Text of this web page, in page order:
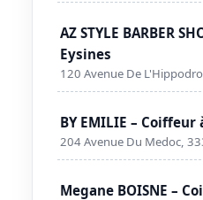
AZ STYLE BARBER
Eysines
120 Avenue De
BY EMILIE – Coiffeur
204 Avenue Du Medoc,
Megane BOISNE –